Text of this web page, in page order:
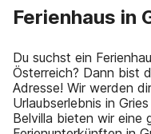
Ferienhaus in
Du suchst ein
Österreich? Dann bist
Adresse! Wir werden
Urlaubserlebnis in
Belvilla bieten wir eine